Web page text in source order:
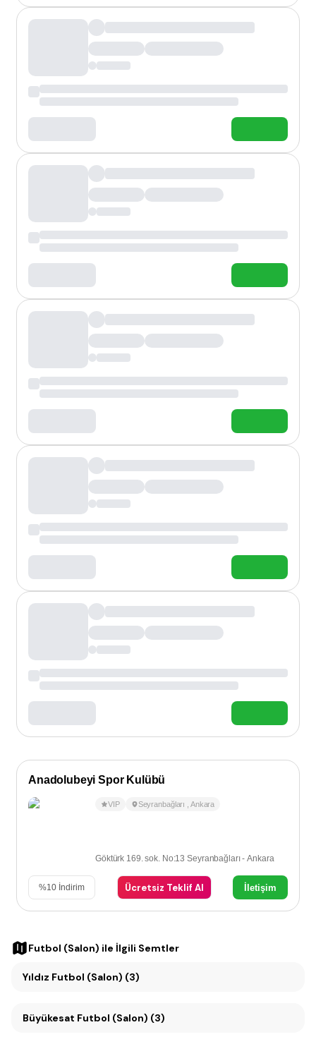
Anadolubeyi Spor Kulübü
VIP Seyranbağları Ankara
Göktürk 169. sok. No:13 Seyranbağları - Ankara
%10 İndirim Ücretsiz Teklif Al İletişim
Futbol (Salon) ile İlgili Semtler
Yıldız Futbol (Salon) (3)
Büyükesat Futbol (Salon) (3)